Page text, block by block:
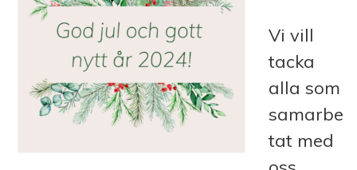
Vi vill
tacka
alla som
samarbe
tat med